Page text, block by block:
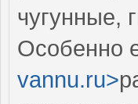
чугунные,
Особенно
vannu.ru>